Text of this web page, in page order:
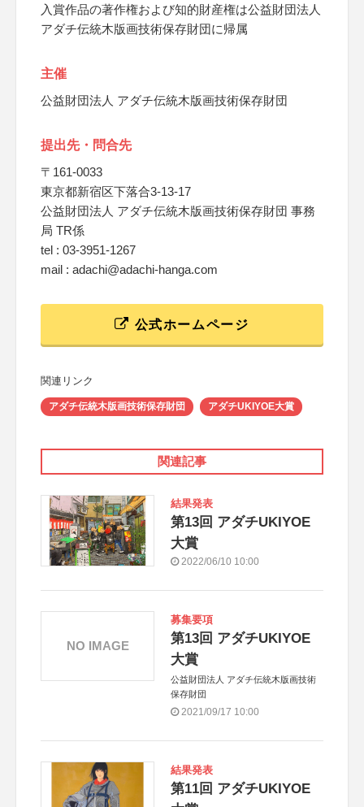
入賞作品の著作権および知的財産権は公益財団法人
アダチ伝統木版画技術保存財団に帰属
主催
公益財団法人 アダチ伝統木版画技術保存財団
提出先・問合先
〒161-0033
東京都新宿区下落合3-13-17
公益財団法人 アダチ伝統木版画技術保存財団 事務
局 TR係
tel : 03-3951-1267
mail : adachi@adachi-hanga.com
公式ホームページ
関連リンク
アダチ伝統木版画技術保存財団 アダチUKIYOE大賞
関連記事
結果発表
第13回 アダチUKIYOE
大賞
2022/06/10 10:00
募集要項
第13回 アダチUKIYOE
大賞
公益財団法人 アダチ伝統木版画技術
保存財団
2021/09/17 10:00
NO IMAGE
結果発表
第11回 アダチUKIYOE